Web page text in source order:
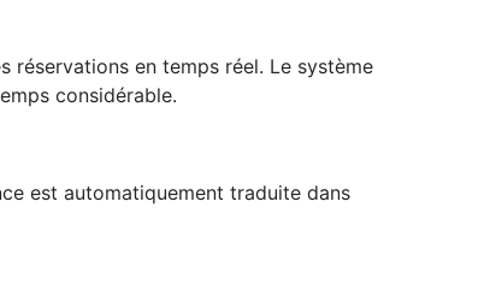
réservations en temps réel. Le système
considérable.
est automatiquement traduite dans